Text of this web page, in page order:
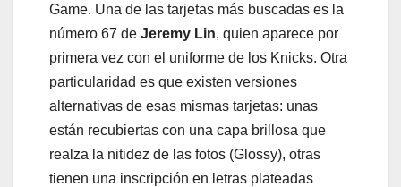
Game. Una de las tarjetas más buscadas es la
número 67 de Jeremy Lin, quien aparece por
primera vez con el uniforme de los Knicks. Otra
particularidad es que existen versiones
alternativas de esas mismas tarjetas: unas
están recubiertas con una capa brillosa que
realza la nitidez de las fotos (Glossy), otras
tienen una inscripción en letras plateadas